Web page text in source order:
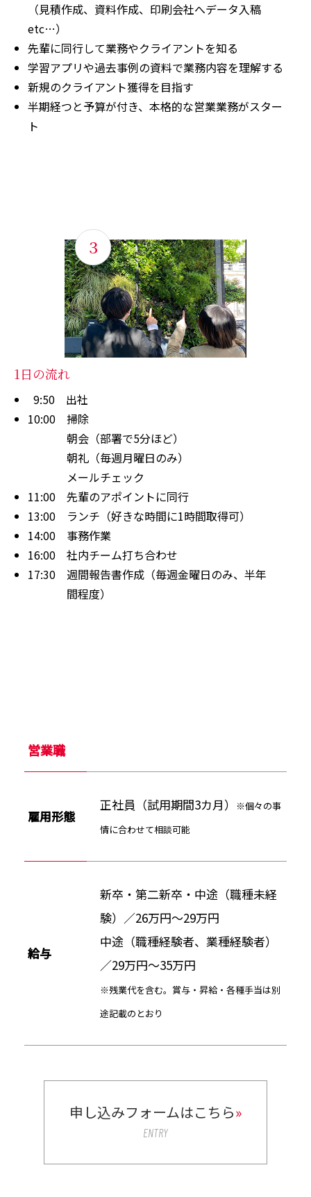
（見積作成、資料作成、印刷会社へデータ入稿
etc…）
先輩に同行して業務やクライアントを知る
学習アプリや過去事例の資料で業務内容を理解する
新規のクライアント獲得を目指す
半期経つと予算が付き、本格的な営業業務がスター
ト
3
1日の流れ
9:50
出社
10:00
掃除
朝会（部署で5分ほど）
朝礼（毎週月曜日のみ）
メールチェック
11:00
先輩のアポイントに同行
13:00
ランチ（好きな時間に1時間取得可）
14:00
事務作業
16:00
社内チーム打ち合わせ
17:30
週間報告書作成（毎週金曜日のみ、半年
間程度）
営業職
雇用形態
正社員（試用期間3カ月）
※個々の事
情に合わせて相談可能
給与
新卒・第二新卒・中途（職種未経
験）／26万円～29万円
中途（職種経験者、業種経験者）
／29万円～35万円
※残業代を含む。賞与・昇給・各種手当は別
途記載のとおり
申し込みフォームはこちら»
ENTRY